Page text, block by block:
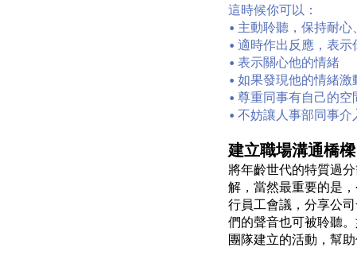
這時候你可以：
• 主動聆聽，保持耐
• 適時作出反應，表
• 表示關心他的情緒
• 如果發現他的情緒
• 尊重同事有自己的
• 不妨讓人事部同事
建立職場溝通橋樑
將年齡世代的特質過
解，當然最重要的是
行員工會議，分享公
們的聲音也可被聆聽
團隊建立的活動，幫助